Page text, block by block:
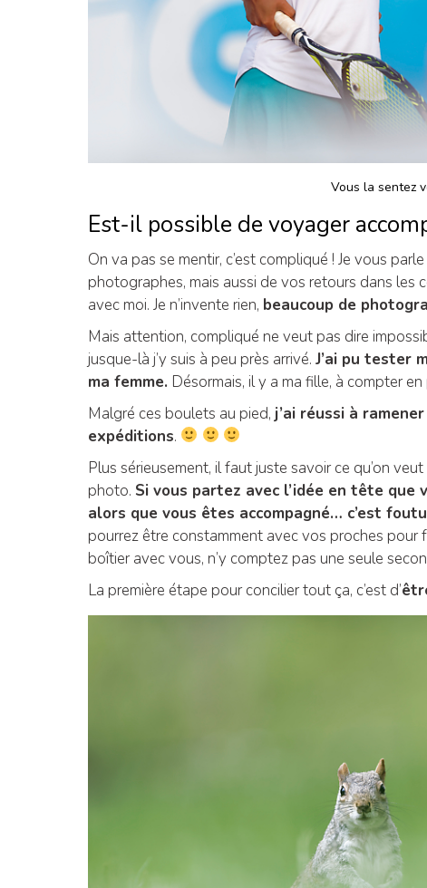
Vous la sentez
Est-il possible de voyager
On va pas se mentir, c’est compliqué ! Je vous
photographes, mais aussi de vos retours dans
avec moi. Je n’invente rien, beaucoup de
Mais attention, compliqué ne veut pas dire
jusque-là j’y suis à peu près arrivé. J’ai pu tester
ma femme. Désormais, il y a ma fille, à compter
Malgré ces boulets au pied, j’ai réussi à
expéditions.
Plus sérieusement, il faut juste savoir ce qu’on
photo. Si vous partez avec l’idée en tête
alors que vous êtes accompagné… c’est foutu
pourrez être constamment avec vos proches
boîtier avec vous, n’y comptez pas une seule
La première étape pour concilier tout ça, c’est d’